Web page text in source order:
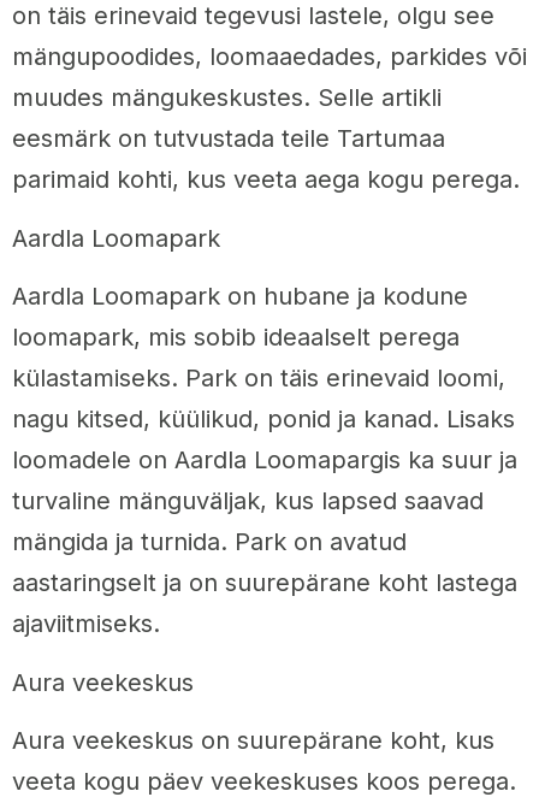
on täis erinevaid tegevusi lastele, olgu see
mängupoodides, loomaaedades, parkides või
muudes mängukeskustes. Selle artikli
eesmärk on tutvustada teile Tartumaa
parimaid kohti, kus veeta aega kogu perega.
Aardla Loomapark
Aardla Loomapark on hubane ja kodune
loomapark, mis sobib ideaalselt perega
külastamiseks. Park on täis erinevaid loomi,
nagu kitsed, küülikud, ponid ja kanad. Lisaks
loomadele on Aardla Loomapargis ka suur ja
turvaline mänguväljak, kus lapsed saavad
mängida ja turnida. Park on avatud
aastaringselt ja on suurepärane koht lastega
ajaviitmiseks.
Aura veekeskus
Aura veekeskus on suurepärane koht, kus
veeta kogu päev veekeskuses koos perega.